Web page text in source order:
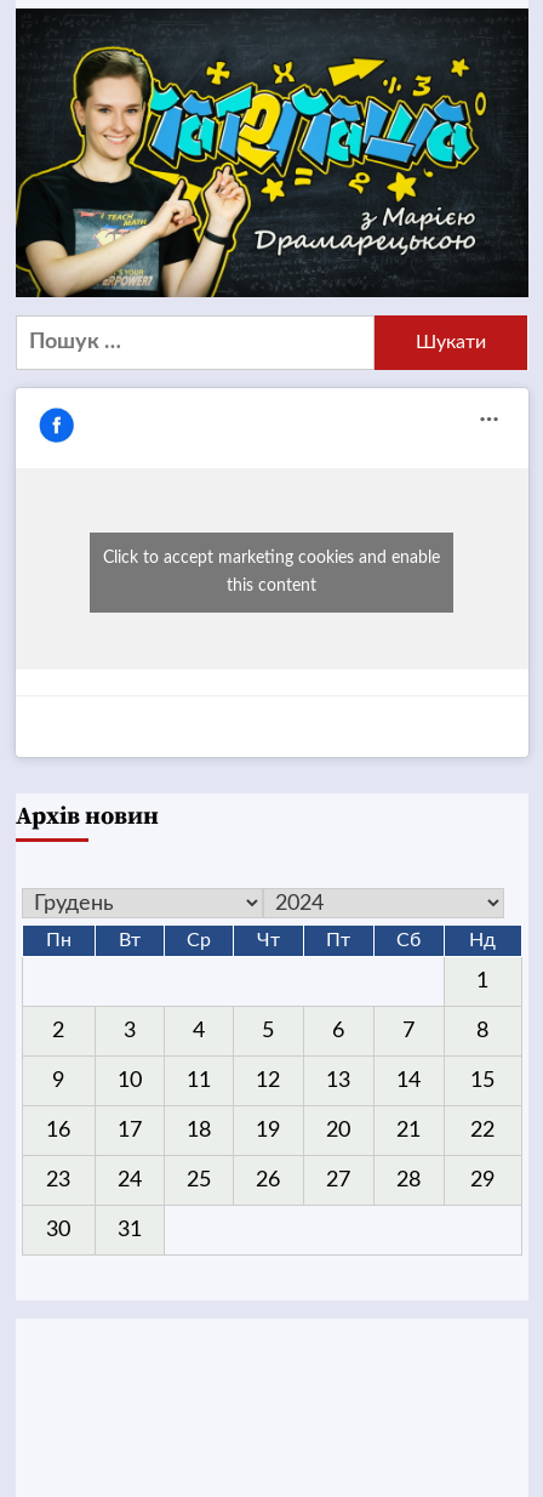
Пошук:
Click to accept marketing cookies and enable
this content
Архів новин
Пн Вт Ср Чт Пт Сб Нд
1
2 3 4 5 6 7 8
9 10 11 12 13 14 15
16 17 18 19 20 21 22
23 24 25 26 27 28 29
30 31